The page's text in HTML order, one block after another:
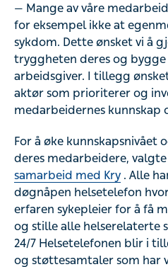
— Mange av våre
for eksempel ikke at
sykdom. Dette ønsket vi å
tryggheten deres og
arbeidsgiver. I tillegg
aktør som prioriterer og
medarbeidernes kunnskap
For å øke
deres medarbeidere,
samarbeid med Kry . Alle
døgnåpen helsetelefon
erfaren sykepleier for å få
og stille alle helserelaterte
24/7 Helsetelefonen blir i
og støttesamtaler som